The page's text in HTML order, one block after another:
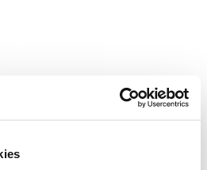
propagados por correo en febrero
que en enero.